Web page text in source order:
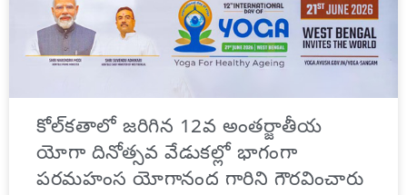
కోల్‌కతాలో జరిగిన 12వ అంతర్జాతీయ
యోగా దినోత్సవ వేడుకల్లో భాగంగా
పరమహంస యోగానంద గారిని గౌరవించారు